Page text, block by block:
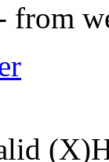
from